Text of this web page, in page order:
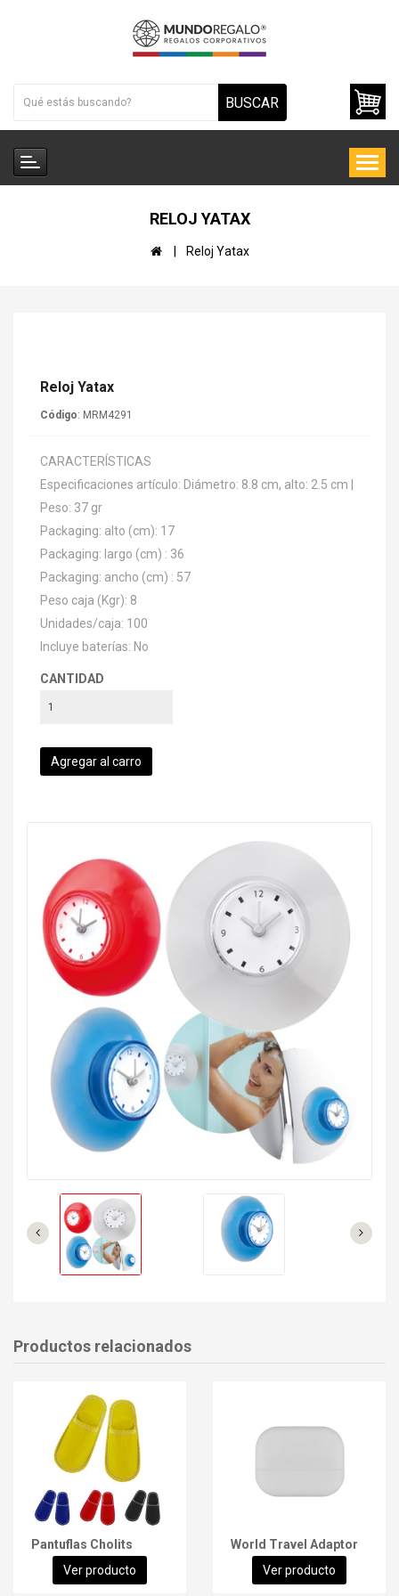
BUSCAR
RELOJ YATAX
Reloj Yatax
Reloj Yatax
Código: MRM4291
CARACTERÍSTICAS
Especificaciones artículo: Diámetro: 8.8 cm, alto: 2.5 cm |
Peso: 37 gr
Packaging: alto (cm): 17
Packaging: largo (cm) : 36
Packaging: ancho (cm) : 57
Peso caja (Kgr): 8
Unidades/caja: 100
Incluye baterías: No
CANTIDAD
Productos relacionados
Pantuflas Cholits
Ver producto
World Travel Adaptor
Ver producto